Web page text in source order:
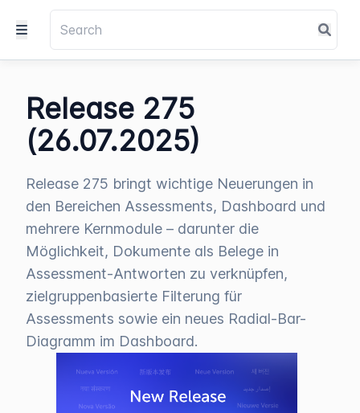
Release 275
(26.07.2025)
Release 275 bringt wichtige Neuerungen in
den Bereichen Assessments, Dashboard und
mehrere Kernmodule – darunter die
Möglichkeit, Dokumente als Belege in
Assessment-Antworten zu verknüpfen,
zielgruppenbasierte Filterung für
Assessments sowie ein neues Radial-Bar-
Diagramm im Dashboard.